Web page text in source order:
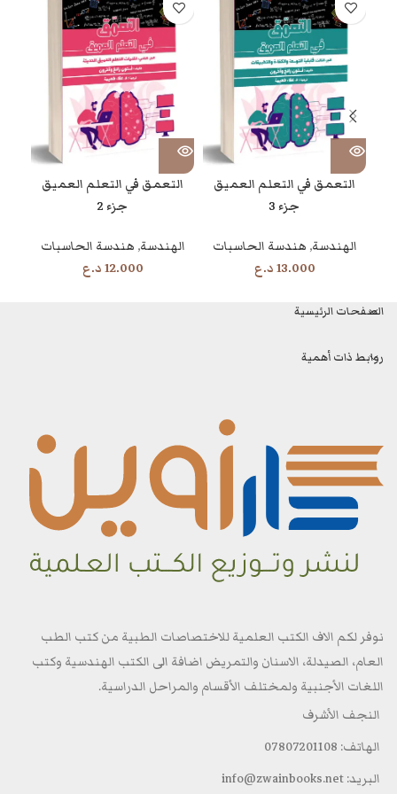
التعمق في التعلم العميق
جزء 3
الهندسة, هندسة الحاسبات
13.000د.ع
التعمق في التعلم العميق
جزء 2
الهندسة, هندسة الحاسبات
12.000د.ع
الصفحات الرئيسية
روابط ذات أهمية
نوفر لكم الاف الكتب العلمية للاختصاصات الطبية من كتب الطب
العام، الصيدلة، الاسنان والتمريض اضافة الى الكتب الهندسية وكتب
اللغات الأجنبية ولمختلف الأقسام والمراحل الدراسية.
النجف الأشرف
الهاتف: 07807201108
البريد: info@zwainbooks.net